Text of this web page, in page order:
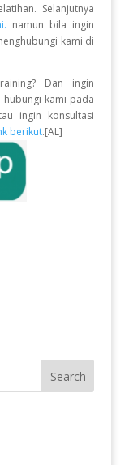
Selanjutnya
namun bila ingin
kami di
Dan ingin
hubungi kami pada
ingin konsultasi
berikut.[AL]